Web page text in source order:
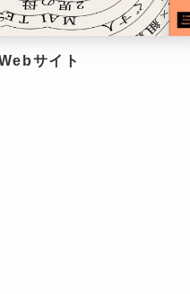
サイト